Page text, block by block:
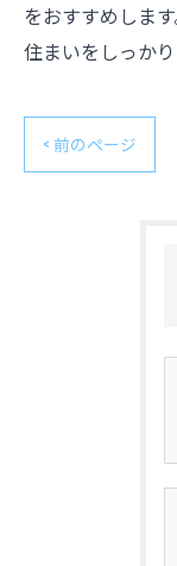
をおすすめしま
住まいをしっか
< 前のページ